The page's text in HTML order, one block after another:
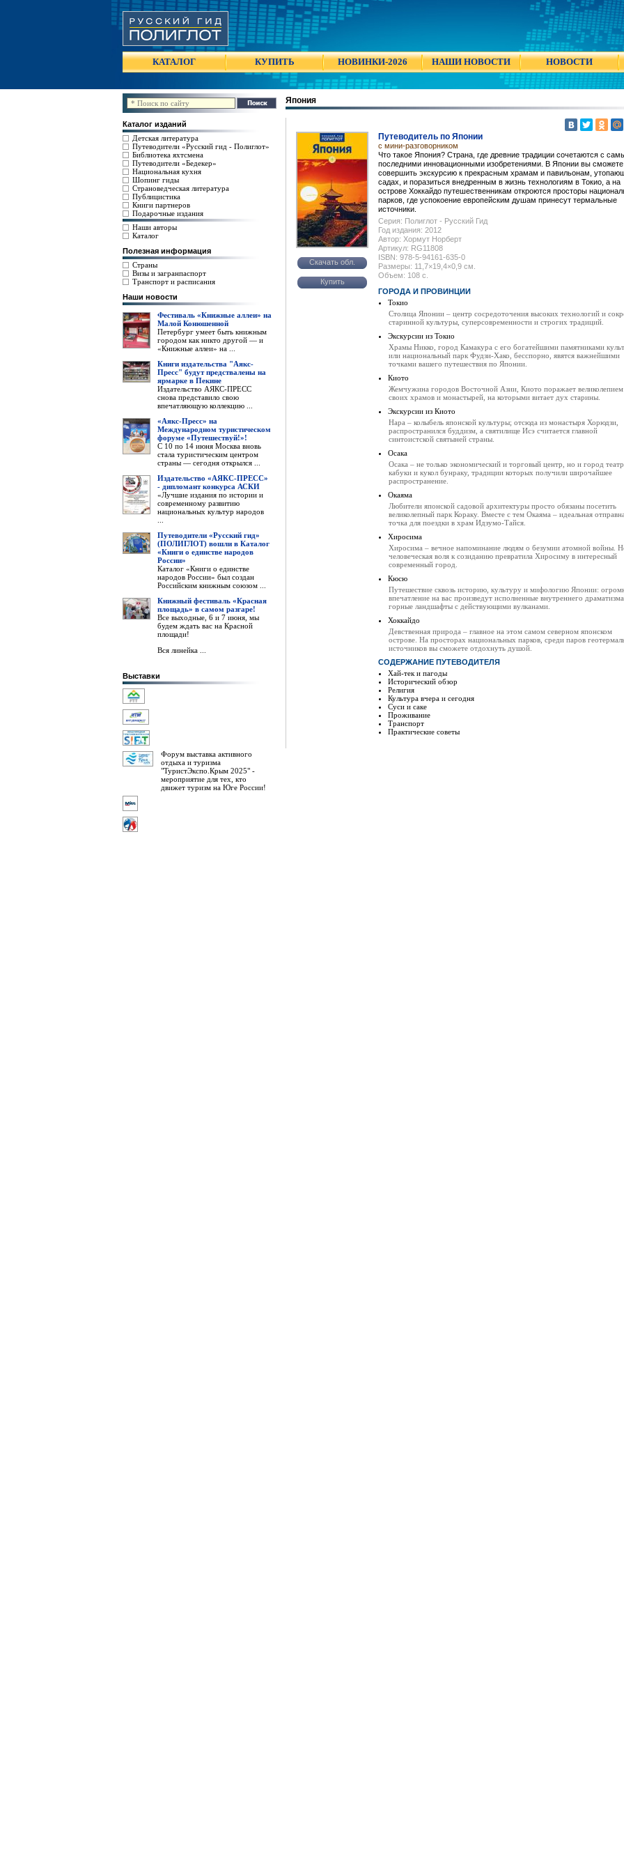
КАТАЛОГ КУПИТЬ НОВИНКИ-2026 НАШИ НОВОСТИ НОВОСТИ
Каталог изданий
Детская литература
Путеводители «Русский гид - Полиглот»
Библиотека яхтсмена
Путеводители «Бедекер»
Национальная кухня
Шопинг гиды
Страноведческая литература
Публицистика
Книги партнеров
Подарочные издания
Наши авторы
Каталог
Полезная информация
Страны
Визы и загранпаспорт
Транспорт и расписания
Наши новости
Фестиваль «Книжные аллеи» на
Малой Конюшенной
Петербург умеет быть книжным
городом как никто другой — и
«Книжные аллеи» на ...
Книги издательства "Аякс-
Пресс" будут предствалены на
ярмарке в Пекине
Издательство АЯКС-ПРЕСС
снова представило свою
впечатляющую коллекцию ...
«Аякс-Пресс» на
Международном туристическом
форуме «Путешествуй!»!
С 10 по 14 июня Москва вновь
стала туристическим центром
страны — сегодня открылся ...
Издательство «АЯКС-ПРЕСС»
- дипломант конкурса АСКИ
«Лучшие издания по истории и
современному развитию
национальных культур народов
Путеводители «Русский гид»
(ПОЛИГЛОТ) вошли в Каталог
«Книги о единстве народов
России»
Каталог «Книги о единстве
народов России» был создан
Российским книжным союзом ...
Книжный фестиваль «Красная
площадь» в самом разгаре!
Все выходные, 6 и 7 июня, мы
будем ждать вас на Красной
площади!
Вся линейка ...
Выставки
Форум выставка активного
отдыха и туризма
"ТуристЭкспо.Крым 2025" -
мероприятие для тех, кто
движет туризм на Юге России!
Япония
Скачать обл.
Купить
Путеводитель по Японии
с мини-разговорником
Что такое Япония? Страна, где древние традиции сочетаются с
последними инновационными изобретениями. В Японии вы сможете
совершить экскурсию к прекрасным храмам и павильонам,
садах, и поразиться внедренным в жизнь технологиям в Токио, а на
острове Хоккайдо путешественникам откроются просторы
парков, где успокоение европейским душам принесут термальные
источники.
Серия: Полиглот - Русский Гид
Год издания: 2012
Автор: Хормут Норберт
Артикул: RG11808
ISBN: 978-5-94161-635-0
Размеры: 11,7×19,4×0,9 см.
Объем: 108 с.
ГОРОДА И ПРОВИНЦИИ
Токио
Столица Японии – центр сосредоточения высоких технологий и
старинной культуры, суперсовременности и строгих традиций.
Экскурсии из Токио
Храмы Никко, город Камакура с его богатейшими памятниками
или национальный парк Фудзи-Хако, бесспорно, явятся важнейшими
точками вашего путешествия по Японии.
Киото
Жемчужина городов Восточной Азии, Киото поражает великолепием
своих храмов и монастырей, на которыми витает дух старины.
Экскурсии из Киото
Нара – колыбель японской культуры; отсюда из монастыря Хорюдзи,
распространился буддизм, а святилище Исэ считается главной
синтоистской святыней страны.
Осака
Осака – не только экономический и торговый центр, но и город
кабуки и кукол бунраку, традиции которых получили широчайшее
распространение.
Окаяма
Любители японской садовой архитектуры просто обязаны посетить
великолепный парк Кораку. Вместе с тем Окаяма – идеальная
точка для поездки в храм Идзумо-Тайся.
Хиросима
Хиросима – вечное напоминание людям о безумии атомной войны.
человеческая воля к созиданию превратила Хиросиму в интересный
современный город.
Кюсю
Путешествие сквозь историю, культуру и мифологию Японии:
впечатление на вас произведут исполненные внутреннего драматизма
горные ландшафты с действующими вулканами.
Хоккайдо
Девственная природа – главное на этом самом северном японском
острове. На просторах национальных парков, среди паров
источников вы сможете отдохнуть душой.
СОДЕРЖАНИЕ ПУТЕВОДИТЕЛЯ
Хай-тек и пагоды
Исторический обзор
Религия
Культура вчера и сегодня
Суси и саке
Проживание
Транспорт
Практические советы